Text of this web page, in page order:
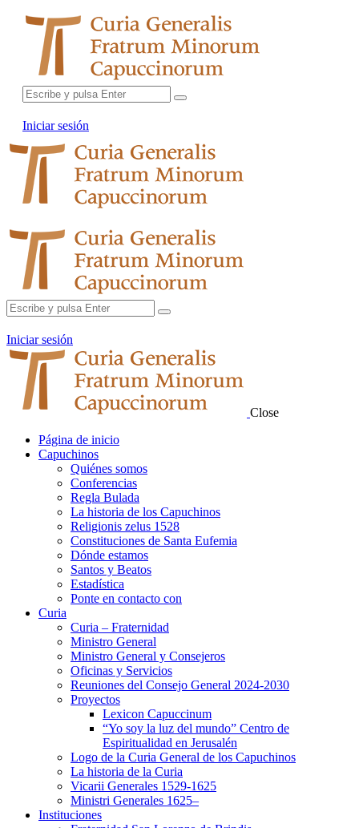
Iniciar sesión
Iniciar sesión
Close
Página de inicio
Capuchinos
Quiénes somos
Conferencias
Regla Bulada
La historia de los Capuchinos
Religionis zelus 1528
Constituciones de Santa Eufemia
Dónde estamos
Santos y Beatos
Estadística
Ponte en contacto con
Curia
Curia – Fraternidad
Ministro General
Ministro General y Consejeros
Oficinas y Servicios
Reuniones del Consejo General 2024-2030
Proyectos
Lexicon Capuccinum
“Yo soy la luz del mundo” Centro de
Espiritualidad en Jerusalén
Logo de la Curia General de los Capuchinos
La historia de la Curia
Vicarii Generales 1529-1625
Ministri Generales 1625–
Instituciones